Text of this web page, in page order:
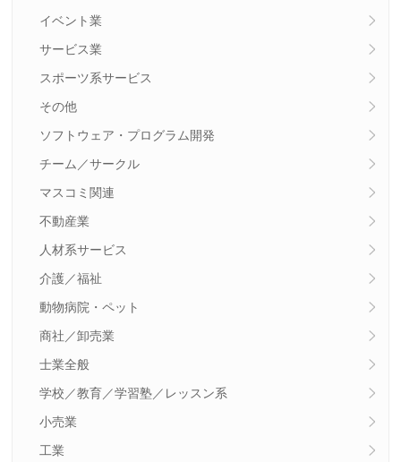
イベント業
サービス業
スポーツ系サービス
その他
ソフトウェア・プログラム開発
チーム／サークル
マスコミ関連
不動産業
人材系サービス
介護／福祉
動物病院・ペット
商社／卸売業
士業全般
学校／教育／学習塾／レッスン系
小売業
工業